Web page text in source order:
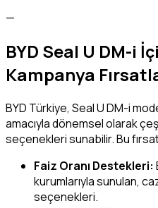
—
BYD Seal U DM-i
Kampanya
BYD Türkiye, Seal U DM-i
amacıyla dönemsel olarak
seçenekleri sunabilir. Bu
Faiz Oranı Destekleri:
kurumlarıyla sunulan,
seçenekleri.